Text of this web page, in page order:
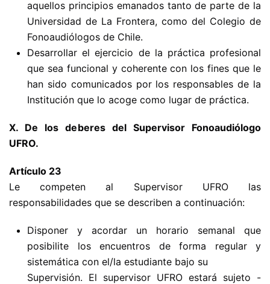
aquellos principios emanados tanto de parte de la
Universidad de La Frontera, como del Colegio de
Fonoaudiólogos de Chile.
Desarrollar el ejercicio de la práctica profesional
que sea funcional y coherente con los fines que le
han sido comunicados por los responsables de la
Institución que lo acoge como lugar de práctica.
X. De los deberes del Supervisor Fonoaudiólogo
UFRO.
Artículo 23
Le competen al Supervisor UFRO las
responsabilidades que se describen a continuación:
Disponer y acordar un horario semanal que
posibilite los encuentros de forma regular y
sistemática con el/la estudiante bajo su
Supervisión. El supervisor UFRO estará sujeto -